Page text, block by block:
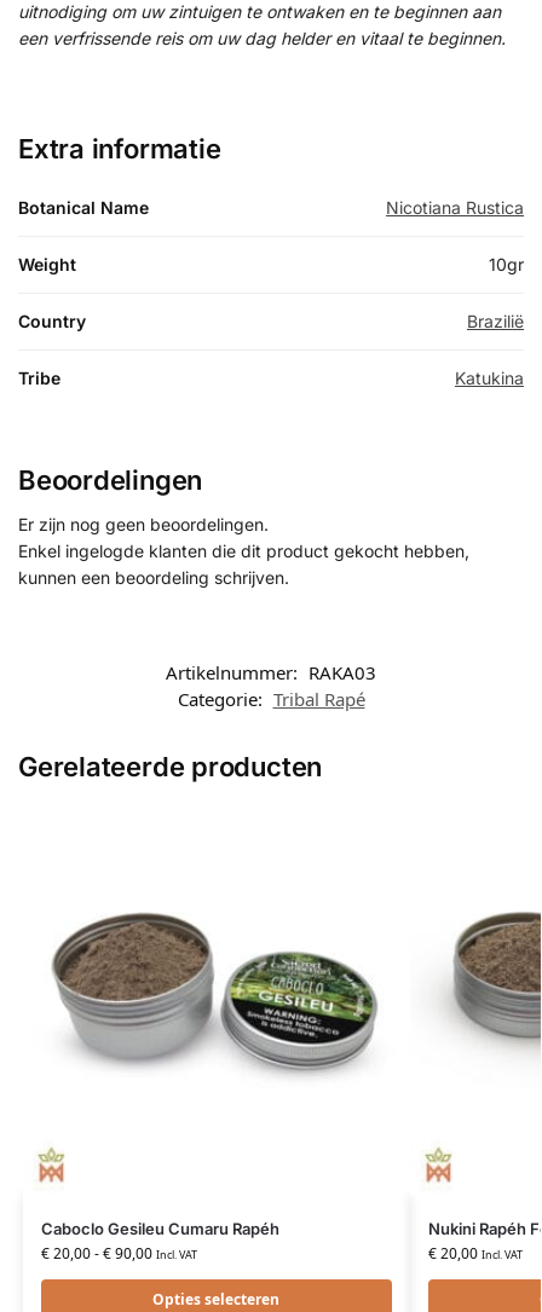
uitnodiging om uw zintuigen te ontwaken en te beginnen aan
een verfrissende reis om uw dag helder en vitaal te beginnen.
Extra informatie
Botanical Name Nicotiana Rustica
Weight 10gr
Country Brazilië
Tribe Katukina
Beoordelingen
Er zijn nog geen beoordelingen.
Enkel ingelogde klanten die dit product gekocht hebben,
kunnen een beoordeling schrijven.
Artikelnummer: RAKA03
Categorie: Tribal Rapé
Gerelateerde producten
Caboclo Gesileu Cumaru Rapéh
€20,00-€90,00 Incl. VAT
Opties selecteren
Nukini Rapéh
€20,00 Incl. VAT